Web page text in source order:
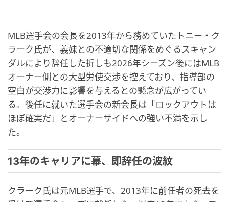
MLB選手会の会長を2013年から務めていたトニー・ク
ラーク氏が、義妹との不適切な関係をめぐるスキャン
ダルにより辞任した折しも2026年シーズン後にはMLB
オーナー側との大型労使交渉を控えており、指導部の
空白が交渉力に影響を与えるとの懸念が広がってい
る。後任に就いた選手会の新会長は「ロックアウトは
ほぼ確実だ」とオーナーサイドへの強い不満を示し
た。
13年のキャリアに幕、即辞任の波紋
クラーク氏は元MLB選手で、2013年に前任者の死去を